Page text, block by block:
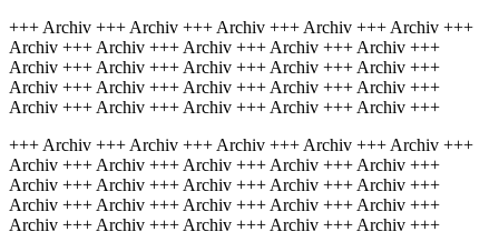
+++ Archiv +++ Archiv +++ Archiv +++ Archiv +++ Archiv +++
Archiv +++ Archiv +++ Archiv +++ Archiv +++ Archiv +++
Archiv +++ Archiv +++ Archiv +++ Archiv +++ Archiv +++
Archiv +++ Archiv +++ Archiv +++ Archiv +++ Archiv +++
Archiv +++ Archiv +++ Archiv +++ Archiv +++ Archiv +++
+++ Archiv +++ Archiv +++ Archiv +++ Archiv +++ Archiv +++
Archiv +++ Archiv +++ Archiv +++ Archiv +++ Archiv +++
Archiv +++ Archiv +++ Archiv +++ Archiv +++ Archiv +++
Archiv +++ Archiv +++ Archiv +++ Archiv +++ Archiv +++
Archiv +++ Archiv +++ Archiv +++ Archiv +++ Archiv +++